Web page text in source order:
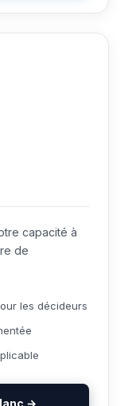
capacité à
de
les décideurs
→